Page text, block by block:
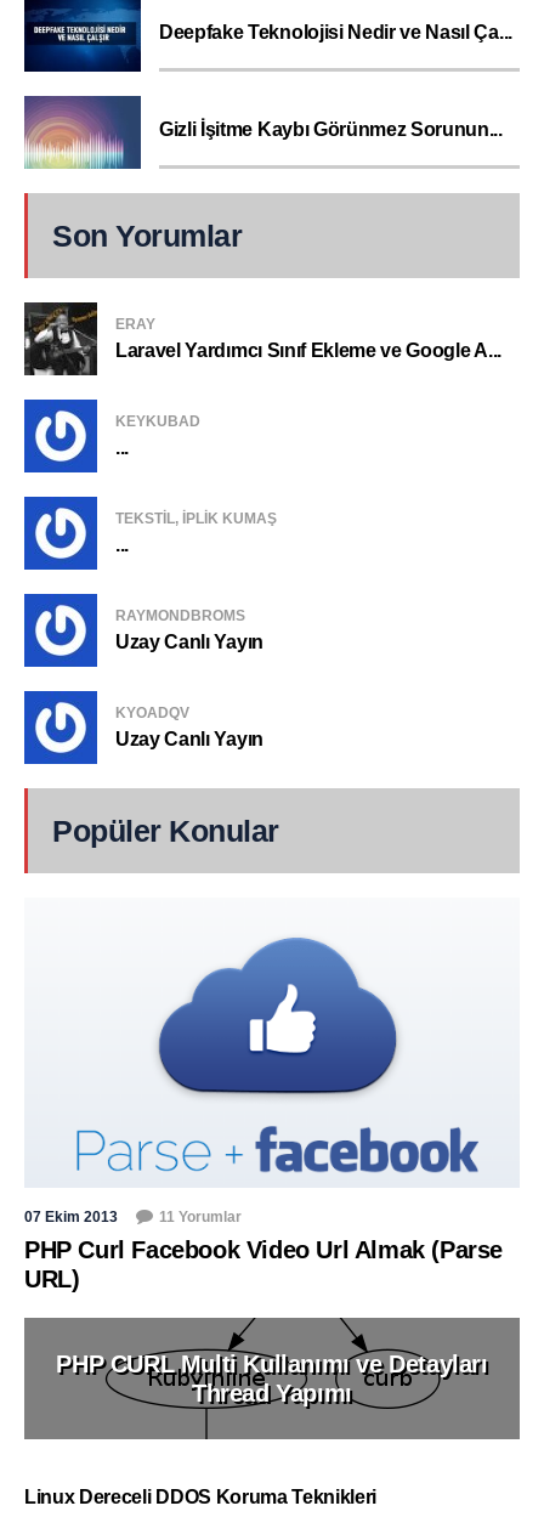
Deepfake Teknolojisi Nedir ve Nasıl Ça...
Gizli İşitme Kaybı Görünmez Sorunun...
Son Yorumlar
ERAY
Laravel Yardımcı Sınıf Ekleme ve Google A...
KEYKUBAD
...
TEKSTIL, IPLIK KUMAŞ
...
RAYMONDBROMS
Uzay Canlı Yayın
KYOADQV
Uzay Canlı Yayın
Popüler Konular
07 Ekim 2013 11 Yorumlar
PHP Curl Facebook Video Url Almak (Parse
URL)
PHP CURL Multi Kullanımı ve Detayları
Thread Yapımı
Linux Dereceli DDOS Koruma Teknikleri